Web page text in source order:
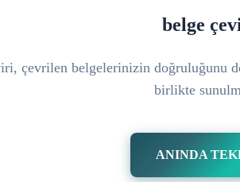
belge
çevrilen belgelerinizin doğruluğunu
birlikte
ANINDA